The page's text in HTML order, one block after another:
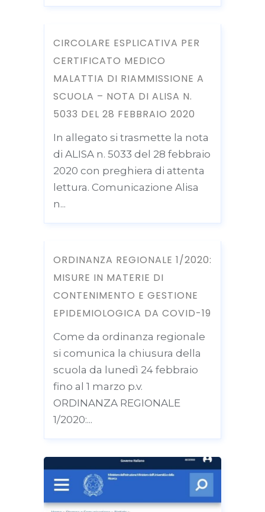
CIRCOLARE ESPLICATIVA PER
CERTIFICATO MEDICO
MALATTIA DI RIAMMISSIONE A
SCUOLA – NOTA DI ALISA N.
5033 DEL 28 FEBBRAIO 2020
In allegato si trasmette la nota
di ALISA n. 5033 del 28 febbraio
2020 con preghiera di attenta
lettura. Comunicazione Alisa
n...
ORDINANZA REGIONALE 1/2020:
MISURE IN MATERIE DI
CONTENIMENTO E GESTIONE
EPIDEMIOLOGICA DA COVID-19
Come da ordinanza regionale
si comunica la chiusura della
scuola da lunedì 24 febbraio
fino al 1 marzo p.v.
ORDINANZA REGIONALE
1/2020:...